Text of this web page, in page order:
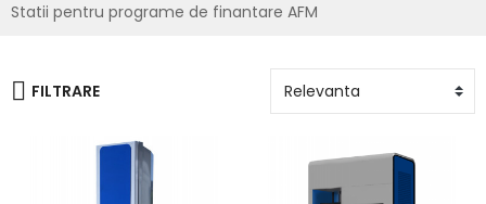
Statii pentru programe de finantare AFM
FILTRARE